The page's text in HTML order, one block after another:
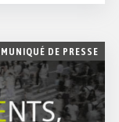
DE PRESSE